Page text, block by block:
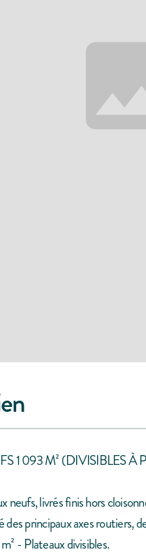
1 093 M² (DIVISIBLES
neufs, livrés finis hors
principaux axes routiers,
- Plateaux divisibles.